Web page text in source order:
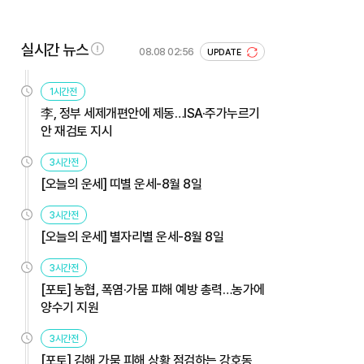
실시간 뉴스 08.08 02:56 UPDATE
1시간전
李, 정부 세제개편안에 제동…ISA·주가누르기
안 재검토 지시
3시간전
[오늘의 운세] 띠별 운세-8월 8일
3시간전
[오늘의 운세] 별자리별 운세-8월 8일
3시간전
[포토] 농협, 폭염·가뭄 피해 예방 총력…농가에
양수기 지원
3시간전
[포토] 김해 가뭄 피해 상황 점검하는 강호동